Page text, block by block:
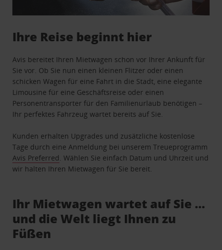
Ihre Reise beginnt hier
Avis bereitet Ihren Mietwagen schon vor Ihrer Ankunft für
Sie vor. Ob Sie nun einen kleinen Flitzer oder einen
schicken Wagen für eine Fahrt in die Stadt, eine elegante
Limousine für eine Geschäftsreise oder einen
Personentransporter für den Familienurlaub benötigen –
Ihr perfektes Fahrzeug wartet bereits auf Sie.
Kunden erhalten Upgrades und zusätzliche kostenlose
Tage durch eine Anmeldung bei unserem Treueprogramm
Avis Preferred . Wählen Sie einfach Datum und Uhrzeit und
wir halten Ihren Mietwagen für Sie bereit.
Ihr Mietwagen wartet auf Sie …
und die Welt liegt Ihnen zu
Füßen